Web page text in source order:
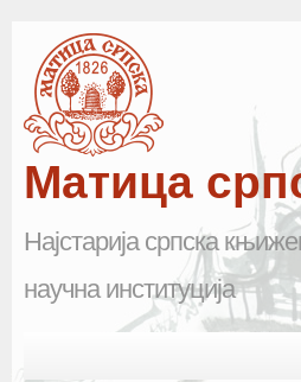
Матица
Најстарија српска
научна институција